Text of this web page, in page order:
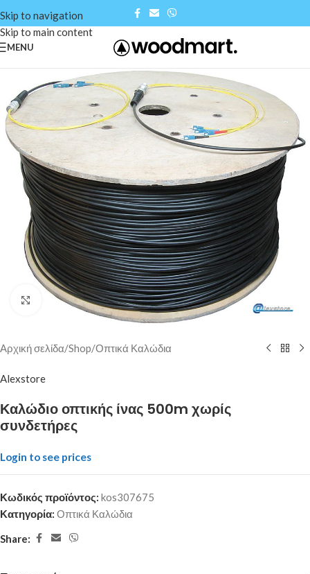
Skip to navigation
Skip to main content
MENU
Click to enlarge
Αρχική σελίδα/Shop/Οπτικά Καλώδια
Alexstore
Καλώδιο οπτικής ίνας 500m χωρίς
συνδετήρες
Login to see prices
Κωδικός προϊόντος: kos307675
Κατηγορία: Οπτικά Καλώδια
Share: